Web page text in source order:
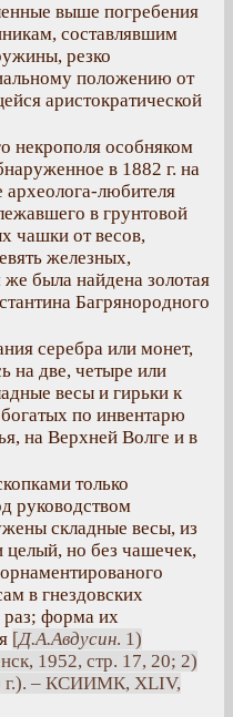
выше погребения
составлявшим
резко
положению от
аристократической
некрополя особняком
в 1882 г. на
любителя
в грунтовой
чашки от весов,
железных,
была найдена золотая
Багрянородного
серебра или монет,
на две, четыре или
весы и гирьки к
по инвентарю
на Верхней Волге и в
только
руководством
складные весы, из
целый, но без чашечек,
в гнездовских
раз; форма их
[Д.А.Авдусин. 1)
1952, стр. 17, 20; 2)
г.). – КСИИМК, XLIV,